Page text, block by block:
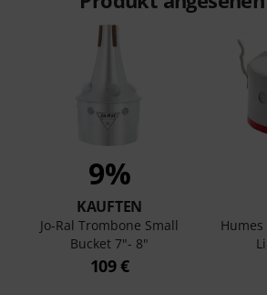
9%
KAUFTEN
Jo-Ral Trombone Small
Bucket 7"- 8"
109 €